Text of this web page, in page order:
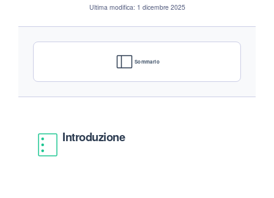
Ultima modifica: 1 dicembre 2025
Sommario
Introduzione